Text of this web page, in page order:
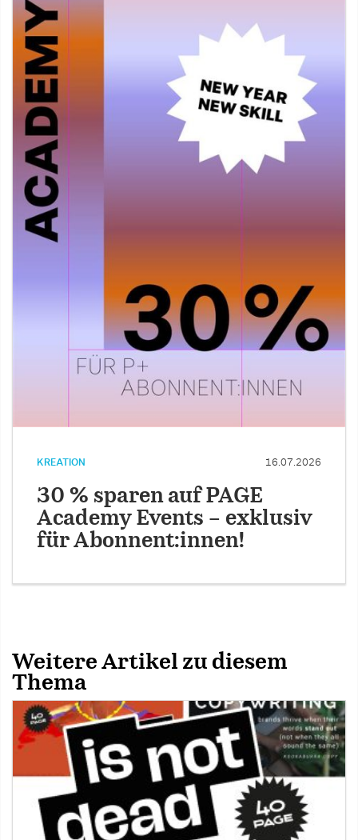
KREATION 16.07.2026
30 % sparen auf PAGE
Academy Events – exklusiv
für Abonnent:innen!
Weitere Artikel zu diesem
Thema